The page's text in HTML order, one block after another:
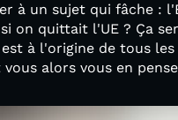
à un sujet qui fâche :
on quittait l'UE ? Ça
à l'origine de tous
alors vous en